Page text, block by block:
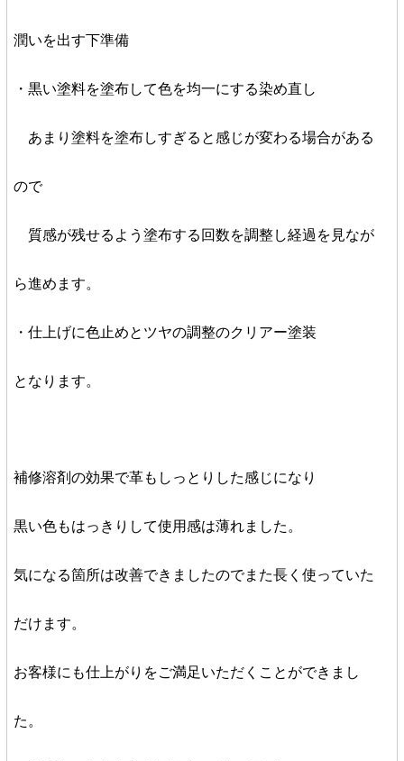
潤いを出す下準備
・黒い塗料を塗布して色を均一にする染め直し
あまり塗料を塗布しすぎると感じが変わる場合がある
ので
質感が残せるよう塗布する回数を調整し経過を見なが
ら進めます。
・仕上げに色止めとツヤの調整のクリアー塗装
となります。
補修溶剤の効果で革もしっとりした感じになり
黒い色もはっきりして使用感は薄れました。
気になる箇所は改善できましたのでまた長く使っていた
だけます。
お客様にも仕上がりをご満足いただくことができまし
た。